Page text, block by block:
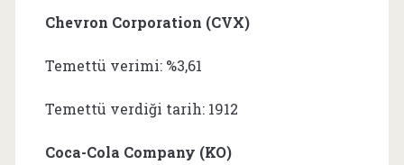
Chevron Corporation (CVX)
Temettü verimi: %3,61
Temettü verdiği tarih: 1912
Coca-Cola Company (KO)